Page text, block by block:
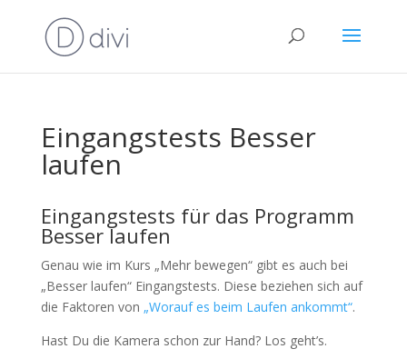
Eingangstests Besser
laufen
Eingangstests für das Programm
Besser laufen
Genau wie im Kurs „Mehr bewegen“ gibt es auch bei
„Besser laufen“ Eingangstests. Diese beziehen sich auf
die Faktoren von „Worauf es beim Laufen ankommt“.
Hast Du die Kamera schon zur Hand? Los geht’s.